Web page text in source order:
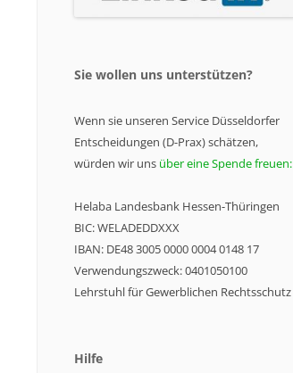
Sie wollen uns unterstützen?
Wenn sie unseren Service Düsseldorfer
Entscheidungen (D-Prax) schätzen,
würden wir uns über eine Spende freuen:
Helaba Landesbank Hessen-Thüringen
BIC: WELADEDDXXX
IBAN: DE48 3005 0000 0004 0148 17
Verwendungszweck: 0401050100
Lehrstuhl für Gewerblichen Rechtsschutz
Hilfe